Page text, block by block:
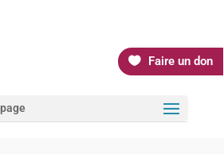
Faire un don